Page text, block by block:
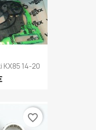
14-20
favorite_border